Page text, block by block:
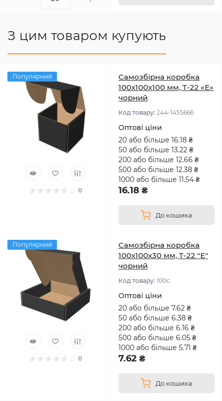
З цим товаром купують
Популярний
0
Самозбірна коробка
100x100x100 мм, Т-22 «Е»
чорний
Код товару: 244-1455666
Оптові ціни
20 або більше 16.18 ₴
50 або більше 13.22 ₴
200 або більше 12.66 ₴
500 або більше 12.38 ₴
1000 або більше 11.54 ₴
16.18 ₴
До кошика
Популярний
0
Самозбірна коробка
100х100х30 мм, Т-22 "Е"
чорний
Код товару: 100с
Оптові ціни
20 або більше 7.62 ₴
50 або більше 6.38 ₴
200 або більше 6.16 ₴
500 або більше 6.05 ₴
1000 або більше 5.71 ₴
7.62 ₴
До кошика